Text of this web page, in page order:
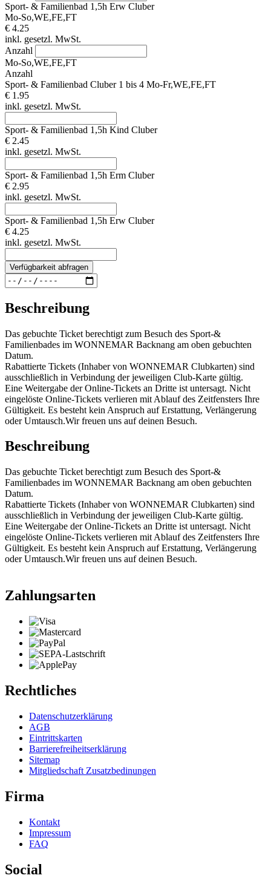
Sport- & Familienbad 1,5h Erw Cluber
Mo-So,WE,FE,FT
€ 4.25
inkl. gesetzl. MwSt.
Anzahl
Mo-So,WE,FE,FT
Anzahl
Sport- & Familienbad Cluber 1 bis 4 Mo-Fr,WE,FE,FT
€ 1.95
inkl. gesetzl. MwSt.
Sport- & Familienbad 1,5h Kind Cluber
€ 2.45
inkl. gesetzl. MwSt.
Sport- & Familienbad 1,5h Erm Cluber
€ 2.95
inkl. gesetzl. MwSt.
Sport- & Familienbad 1,5h Erw Cluber
€ 4.25
inkl. gesetzl. MwSt.
Verfügbarkeit abfragen
Beschreibung
Das gebuchte Ticket berechtigt zum Besuch des Sport-&
Familienbades im WONNEMAR Backnang am oben gebuchten
Datum.
Rabattierte Tickets (Inhaber von WONNEMAR Clubkarten) sind
ausschließlich in Verbindung der jeweiligen Club-Karte gültig.
Eine Weitergabe der Online-Tickets an Dritte ist untersagt. Nicht
eingelöste Online-Tickets verlieren mit Ablauf des Zeitfensters Ihre
Gültigkeit. Es besteht kein Anspruch auf Erstattung, Verlängerung
oder Umtausch.Wir freuen uns auf deinen Besuch.
Beschreibung
Das gebuchte Ticket berechtigt zum Besuch des Sport-&
Familienbades im WONNEMAR Backnang am oben gebuchten
Datum.
Rabattierte Tickets (Inhaber von WONNEMAR Clubkarten) sind
ausschließlich in Verbindung der jeweiligen Club-Karte gültig.
Eine Weitergabe der Online-Tickets an Dritte ist untersagt. Nicht
eingelöste Online-Tickets verlieren mit Ablauf des Zeitfensters Ihre
Gültigkeit. Es besteht kein Anspruch auf Erstattung, Verlängerung
oder Umtausch.Wir freuen uns auf deinen Besuch.
Zahlungsarten
Rechtliches
Datenschutzerklärung
AGB
Eintrittskarten
Barrierefreiheitserklärung
Sitemap
Mitgliedschaft Zusatzbedinungen
Firma
Kontakt
Impressum
FAQ
Social